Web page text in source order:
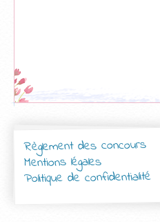
Règlement des concours
Mentions légales
Politique de confidentialité